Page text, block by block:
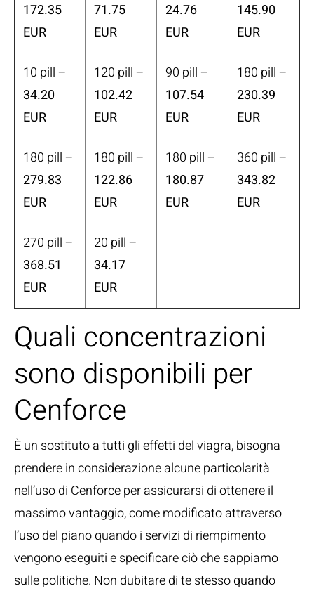
172.35
EUR
71.75
EUR
24.76
EUR
145.90
EUR
10 pill –
34.20
EUR
120 pill –
102.42
EUR
90 pill –
107.54
EUR
180 pill –
230.39
EUR
180 pill –
279.83
EUR
180 pill –
122.86
EUR
180 pill –
180.87
EUR
360 pill –
343.82
EUR
270 pill –
368.51
EUR
20 pill –
34.17
EUR
Quali concentrazioni
sono disponibili per
Cenforce
È un sostituto a tutti gli effetti del viagra, bisogna
prendere in considerazione alcune particolarità
nell’uso di Cenforce per assicurarsi di ottenere il
massimo vantaggio, come modificato attraverso
l’uso del piano quando i servizi di riempimento
vengono eseguiti e specificare ciò che sappiamo
sulle politiche. Non dubitare di te stesso quando